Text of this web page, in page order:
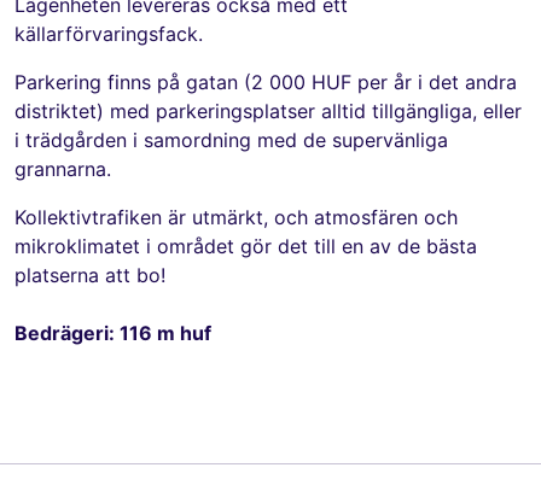
källarförvaringsfack.
Parkering finns på gatan (2 000 HUF per år i det andra
distriktet) med parkeringsplatser alltid tillgängliga, eller
i trädgården i samordning med de supervänliga
grannarna.
Kollektivtrafiken är utmärkt, och atmosfären och
mikroklimatet i området gör det till en av de bästa
platserna att bo!
Bedrägeri: 116 m huf